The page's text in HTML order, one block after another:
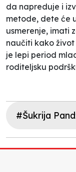
da napreduje i
metode, dete će
usmerenje, imati
naučiti kako
je lepi period
roditeljsku
#Šukrija